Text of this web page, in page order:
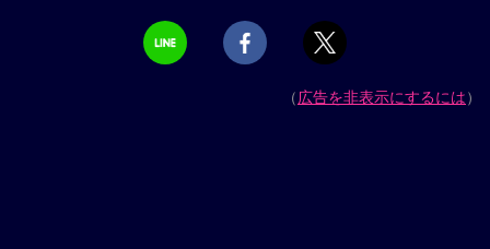
（広告を非表示にするには）